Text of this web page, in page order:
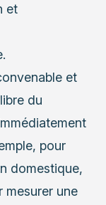
et
et
du
pour
domestique,
mesurer une